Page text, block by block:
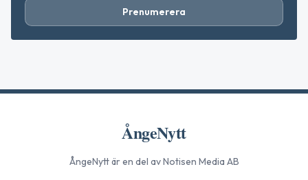
Prenumerera
ÅngeNytt
ÅngeNyttär en del av Notisen Media AB